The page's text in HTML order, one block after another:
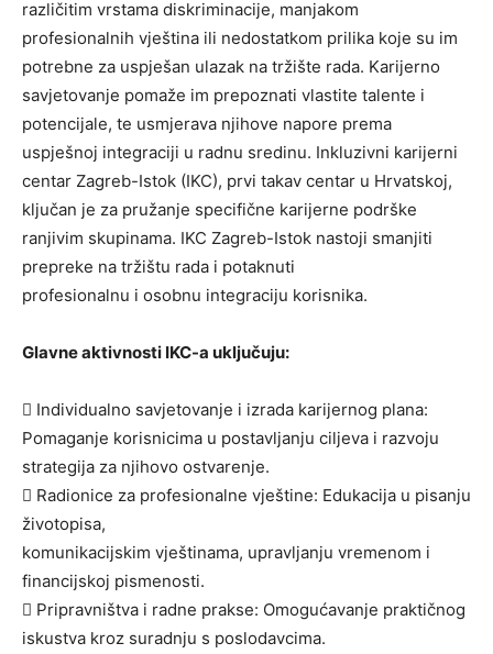
različitim vrstama diskriminacije, manjakom
profesionalnih vještina ili nedostatkom prilika koje su im
potrebne za uspješan ulazak na tržište rada. Karijerno
savjetovanje pomaže im prepoznati vlastite talente i
potencijale, te usmjerava njihove napore prema
uspješnoj integraciji u radnu sredinu. Inkluzivni karijerni
centar Zagreb-Istok (IKC), prvi takav centar u Hrvatskoj,
ključan je za pružanje specifične karijerne podrške
ranjivim skupinama. IKC Zagreb-Istok nastoji smanjiti
prepreke na tržištu rada i potaknuti
profesionalnu i osobnu integraciju korisnika.
Glavne aktivnosti IKC-a uključuju:
 Individualno savjetovanje i izrada karijernog plana:
Pomaganje korisnicima u postavljanju ciljeva i razvoju
strategija za njihovo ostvarenje.
 Radionice za profesionalne vještine: Edukacija u pisanju
životopisa,
komunikacijskim vještinama, upravljanju vremenom i
financijskoj pismenosti.
 Pripravništva i radne prakse: Omogućavanje praktičnog
iskustva kroz suradnju s poslodavcima.